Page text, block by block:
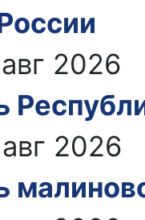
2026
2026